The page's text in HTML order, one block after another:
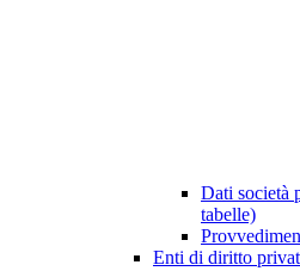
Dati società
tabelle)
Enti di diritto